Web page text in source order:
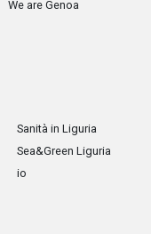
We are Genoa
Sanità in Liguria
Sea&Green Liguria
io